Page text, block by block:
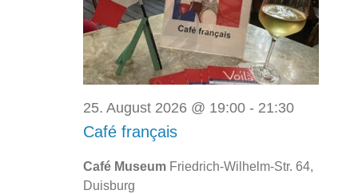
25. August 2026 @ 19:00- 21:30
Café français
Café Museum Friedrich-Wilhelm-Str. 64,
Duisburg